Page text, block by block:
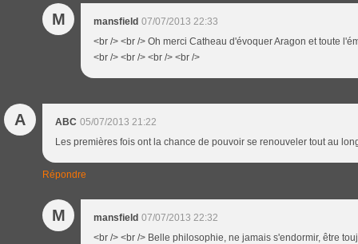
M mansfield 07/07/2013 22:33
<br /> <br /> Oh merci Catheau d'évoquer Aragon et toute
<br /> <br /> <br /> <br />
A ABC 05/07/2013 21:22
Les premières fois ont la chance de pouvoir se renouveler tout au
Répondre
M mansfield 07/07/2013 22:32
<br /> <br /> Belle philosophie, ne jamais s'endormir, être